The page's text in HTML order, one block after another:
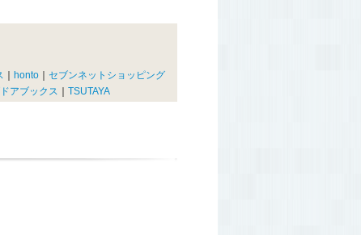
honto
セブンネットショッピング
アブックス TSUTAYA